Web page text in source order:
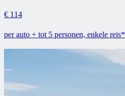
€ 114
per auto + tot 5 personen, enkele reis*